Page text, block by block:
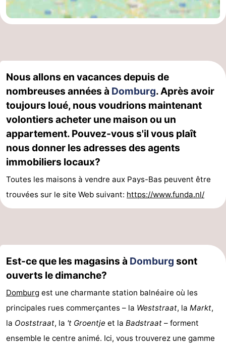
Nous allons en vacances depuis de
nombreuses années à Domburg. Après avoir
toujours loué, nous voudrions maintenant
volontiers acheter une maison ou un
appartement. Pouvez-vous s'il vous plaît
nous donner les adresses des agents
immobiliers locaux?
Toutes les maisons à vendre aux Pays-Bas peuvent être
trouvées sur le site Web suivant: https://www.funda.nl/
Est-ce que les magasins à Domburg sont
ouverts le dimanche?
Domburg est une charmante station balnéaire où les
principales rues commerçantes – la Weststraat, la Markt,
la Ooststraat, la 't Groentje et la Badstraat – forment
ensemble le centre animé. Ici, vous trouverez une gamme